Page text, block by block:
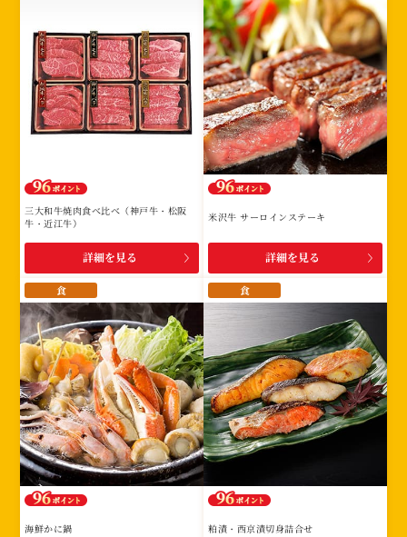
三大和牛焼肉食べ比べ（神戸牛・松阪
牛・近江牛）
詳細を見る
米沢牛 サーロインステーキ
詳細を見る
食
海鮮かに鍋
食
粕漬・西京漬切身詰合せ